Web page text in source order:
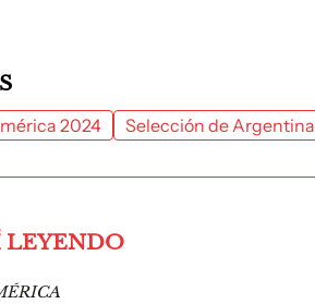
2024 Selección de Argentina
LEYENDO